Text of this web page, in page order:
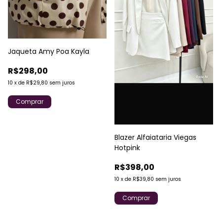
Jaqueta Amy Poa Kayla
R$298,00
10 x de R$29,80 sem juros
Comprar
Blazer Alfaiataria Viegas
Hotpink
R$398,00
10 x de R$39,80 sem juros
Comprar